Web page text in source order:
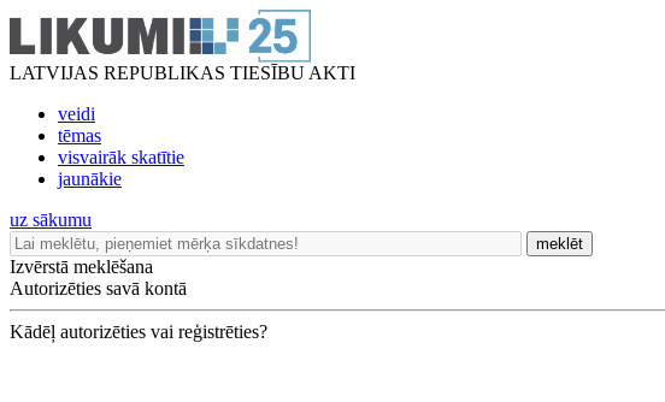
LATVIJAS REPUBLIKAS TIESĪBU AKTI
veidi
tēmas
visvairāk skatītie
jaunākie
uz sākumu
meklēt
Izvērstā meklēšana
Autorizēties savā kontā
Kādēļ autorizēties vai reģistrēties?